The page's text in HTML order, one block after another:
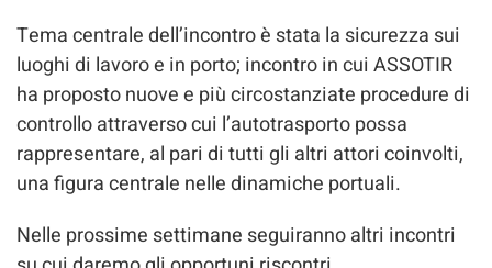
Tema centrale dell’incontro è stata la sicurezza sui
luoghi di lavoro e in porto; incontro in cui ASSOTIR
ha proposto nuove e più circostanziate procedure di
controllo attraverso cui l’autotrasporto possa
rappresentare, al pari di tutti gli altri attori coinvolti,
una figura centrale nelle dinamiche portuali.
Nelle prossime settimane seguiranno altri incontri